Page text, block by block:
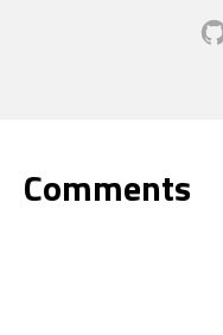
Comments